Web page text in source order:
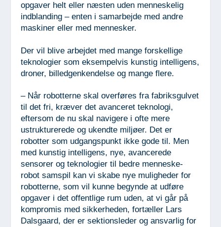
opgaver helt eller næsten uden menneskelig
indblanding – enten i samarbejde med andre
maskiner eller med mennesker.
Der vil blive arbejdet med mange forskellige
teknologier som eksempelvis kunstig intelligens,
droner, billedgenkendelse og mange flere.
– Når robotterne skal overføres fra fabriksgulvet
til det fri, kræver det avanceret teknologi,
eftersom de nu skal navigere i ofte mere
ustrukturerede og ukendte miljøer. Det er
robotter som udgangspunkt ikke gode til. Men
med kunstig intelligens, nye, avancerede
sensorer og teknologier til bedre menneske-
robot samspil kan vi skabe nye muligheder for
robotterne, som vil kunne begynde at udføre
opgaver i det offentlige rum uden, at vi går på
kompromis med sikkerheden, fortæller Lars
Dalsgaard, der er sektionsleder og ansvarlig for